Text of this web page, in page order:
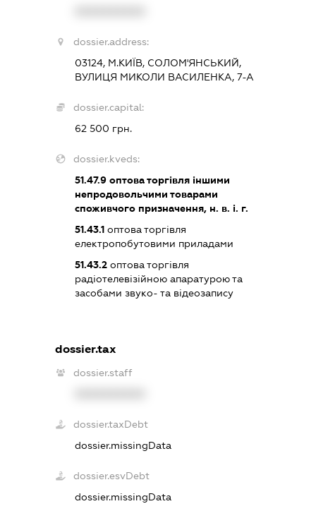
dossier.address:
03124, М.КИЇВ, СОЛОМ'ЯНСЬКИЙ,
ВУЛИЦЯ МИКОЛИ ВАСИЛЕНКА, 7-А
dossier.capital:
62 500 грн.
dossier.kveds:
51.47.9 оптова торгівля іншими
непродовольчими товарами
споживчого призначення, н. в. і. г.
51.43.1 оптова торгівля
електропобутовими приладами
51.43.2 оптова торгівля
радіотелевізійною апаратурою та
засобами звуко- та відеозапису
dossier.tax
dossier.staff
dossier.taxDebt
dossier.missingData
dossier.esvDebt
dossier.missingData